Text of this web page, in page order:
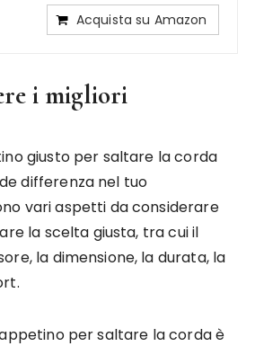
Acquista su Amazon
i migliori
giusto per saltare la corda
differenza nel tuo
vari aspetti da considerare
la scelta giusta, tra cui il
la dimensione, la durata, la
per saltare la corda è